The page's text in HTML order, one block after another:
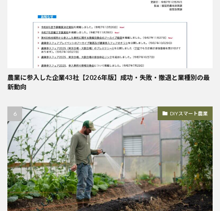
農業に参入した企業43社【2026年版】成功・失敗・撤退と業種別の最
新動向
DIYスマート農業